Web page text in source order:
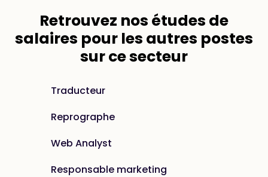
Retrouvez nos études de
salaires pour les autres postes
sur ce secteur
Traducteur
Reprographe
Web Analyst
Responsable marketing